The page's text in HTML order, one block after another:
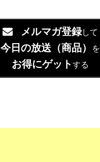
メルマガ登録して
今日の放送（商品） を
お得にゲットする